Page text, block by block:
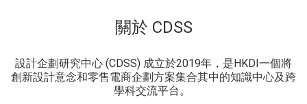
關於 CDSS
設計企劃研究中心 (CDSS) 成立於2019年，是HKDI一個將
創新設計意念和零售電商企劃方案集合其中的知識中心及跨
學科交流平台。